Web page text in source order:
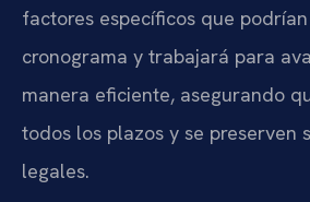
factores específicos que
cronograma y trabajará para
manera eficiente, asegurando
todos los plazos y se preserven
legales.